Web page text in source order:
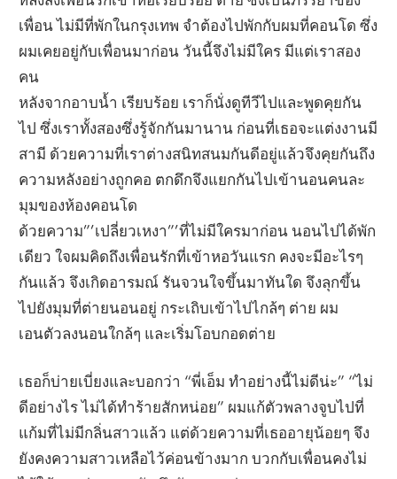
เพื่อน ไม่มีที่พักในกรุงเทพ จำต้องไปพักกับผมที่คอนโด ซึ่ง
ผมเคยอยู่กับเพื่อนมาก่อน วันนี้จึงไม่มีใคร มีแต่เราสอง
คน
หลังจากอาบน้ำ เรียบร้อย เราก็นั่งดูทีวีไปและพูดคุยกัน
ไป ซึ่งเราทั้งสองซึ่งรู้จักกันมานาน ก่อนที่เธอจะแต่งงานมี
สามี ด้วยความที่เราต่างสนิทสนมกันดีอยู่แล้วจึงคุยกันถึง
ความหลังอย่างถูกคอ ตกดึกจึงแยกกันไปเข้านอนคนละ
มุมของห้องคอนโด
ด้วยความ”’เปลี่ยวเหงา”’ที่ไม่มีใครมาก่อน นอนไปได้พัก
เดียว ใจผมคิดถึงเพื่อนรักที่เข้าหอวันแรก คงจะมีอะไรๆ
กันแล้ว จึงเกิดอารมณ์ รันจวนใจขึ้นมาทันใด จึงลุกขึ้น
ไปยังมุมที่ต่ายนอนอยู่ กระเถิบเข้าไปไกล้ๆ ต่าย ผม
เอนตัวลงนอนใกล้ๆ และเริ่มโอบกอดต่าย
เธอก็บ่ายเบี่ยงและบอกว่า “พี่เอ็ม ทำอย่างนี้ไม่ดีน่ะ” “ไม่
ดีอย่างไร ไม่ได้ทำร้ายสักหน่อย” ผมแก้ตัวพลางจูบไปที่
แก้มที่ไม่มีกลิ่นสาวแล้ว แต่ด้วยความที่เธออายุน้อยๆ จึง
ยังคงความสาวเหลือไว้ค่อนข้างมาก บวกกับเพื่อนคงไม่